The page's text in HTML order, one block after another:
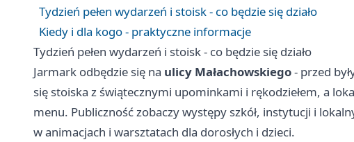
Tydzień pełen wydarzeń i stoisk - co będzie się działo
Kiedy i dla kogo - praktyczne informacje
Tydzień pełen wydarzeń i stoisk - co będzie się działo
Jarmark odbędzie się na ulicy Małachowskiego- przed
się stoiska z świątecznymi upominkami i rękodziełem, a
menu. Publiczność zobaczy występy szkół, instytucji i
w animacjach i warsztatach dla dorosłych i dzieci.